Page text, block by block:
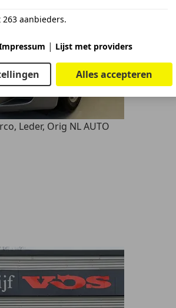
Leder, Orig NL AUTO
aanbieders.
| Lijst met providers
Alles accepteren